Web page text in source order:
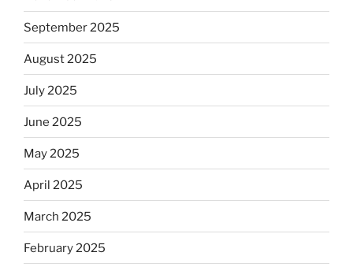
September 2025
August 2025
July 2025
June 2025
May 2025
April 2025
March 2025
February 2025